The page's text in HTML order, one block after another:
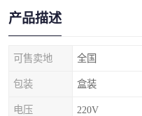
产品描述
可售卖地 全国
包装 盒装
电压 220V